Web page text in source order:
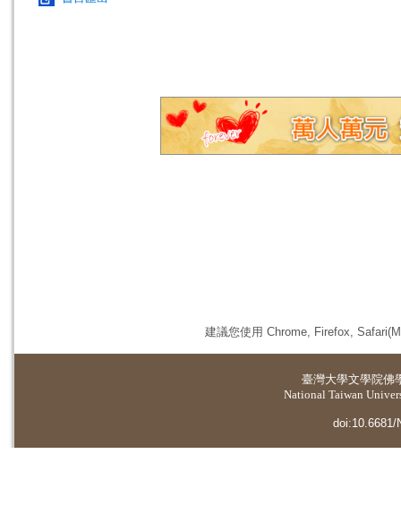
建議您使用 Chrome, Firefox,
臺灣大學文學院佛
National Taiwan
doi:10.6681/